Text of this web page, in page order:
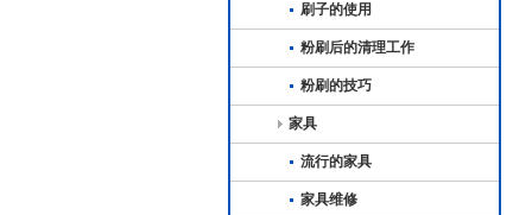
刷子的使用
粉刷后的清理工作
粉刷的技巧
家具
流行的家具
家具维修